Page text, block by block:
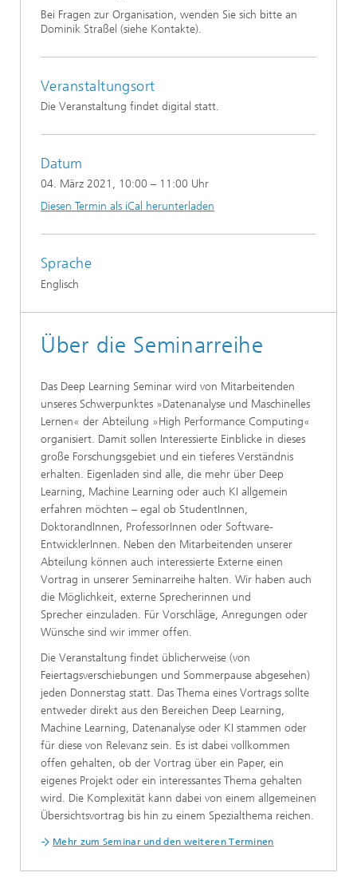
Bei Fragen zur Organisation, wenden Sie sich bitte an
Dominik Straßel (siehe Kontakte).
Veranstaltungsort
Die Veranstaltung findet digital statt.
Datum
04. März 2021 , 10:00 – 11:00 Uhr
Diesen Termin als iCal herunterladen
Sprache
Englisch
Über die Seminarreihe
Das Deep Learning Seminar wird von Mitarbeitenden
unseres Schwerpunktes »Datenanalyse und Maschinelles
Lernen« der Abteilung »High Performance Computing«
organisiert. Damit sollen Interessierte Einblicke in dieses
große Forschungsgebiet und ein tieferes Verständnis
erhalten. Eigenladen sind alle, die mehr über Deep
Learning, Machine Learning oder auch KI allgemein
erfahren möchten – egal ob StudentInnen,
DoktorandInnen, ProfessorInnen oder Software-
EntwicklerInnen. Neben den Mitarbeitenden unserer
Abteilung können auch interessierte Externe einen
Vortrag in unserer Seminarreihe halten. Wir haben auch
die Möglichkeit, externe Sprecherinnen und
Sprecher einzuladen. Für Vorschläge, Anregungen oder
Wünsche sind wir immer offen.
Die Veranstaltung findet üblicherweise (von
Feiertagsverschiebungen und Sommerpause abgesehen)
jeden Donnerstag statt. Das Thema eines Vortrags sollte
entweder direkt aus den Bereichen Deep Learning,
Machine Learning, Datenanalyse oder KI stammen oder
für diese von Relevanz sein. Es ist dabei vollkommen
offen gehalten, ob der Vortrag über ein Paper, ein
eigenes Projekt oder ein interessantes Thema gehalten
wird. Die Komplexität kann dabei von einem allgemeinen
Übersichtsvortrag bis hin zu einem Spezialthema reichen.
Mehr zum Seminar und den weiteren Terminen